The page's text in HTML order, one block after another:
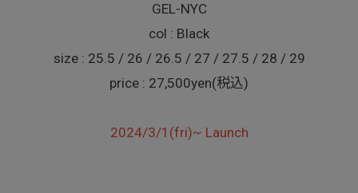
GEL-NYC
col : Black
size : 25.5 / 26 / 26.5 / 27 / 27.5 / 28 / 29
price : 27,500yen(税込)
2024/3/1(fri)~ Launch